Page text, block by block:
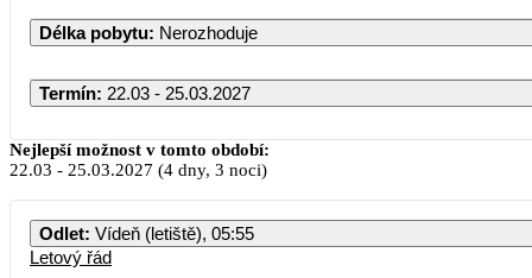
Délka pobytu: Nerozhoduje
Termín: 22.03 - 25.03.2027
Nejlepší možnost v tomto období:
22.03 - 25.03.2027 (4 dny, 3 noci)
Odlet: Vídeň (letiště), 05:55
Letový řád